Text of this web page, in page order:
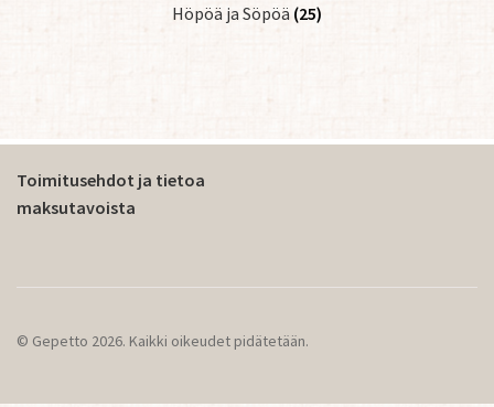
Höpöä ja Söpöä (25)
Toimitusehdot ja tietoa
maksutavoista
© Gepetto 2026. Kaikki oikeudet pidätetään.